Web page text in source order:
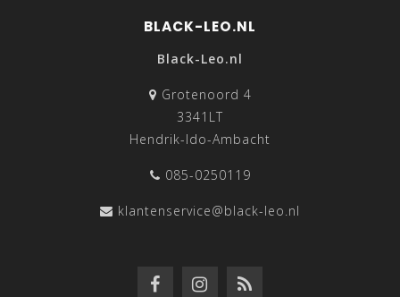
BLACK-LEO.NL
Black-Leo.nl
Grotenoord 4
3341LT
Hendrik-Ido-Ambacht
085-0250119
klantenservice@black-leo.nl